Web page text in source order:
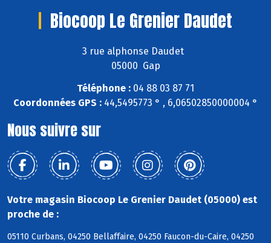
Biocoop Le Grenier Daudet
3 rue alphonse Daudet
05000 Gap
Téléphone : 04 88 03 87 71
Coordonnées GPS : 44,5495773 ° , 6,06502850000004 °
Nous suivre sur
Votre magasin Biocoop Le Grenier Daudet (05000) est
proche de :
05110 Curbans, 04250 Bellaffaire, 04250 Faucon-du-Caire, 04250